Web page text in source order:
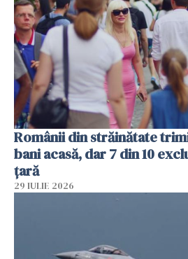
Românii din străinătate
bani acasă, dar 7 din 10
țară
29 IULIE 2026